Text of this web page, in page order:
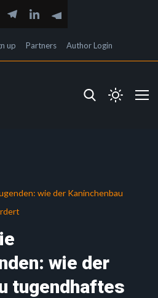
up Partners Author Login
wie der Kaninchenbau
wie der
tugendhaftes